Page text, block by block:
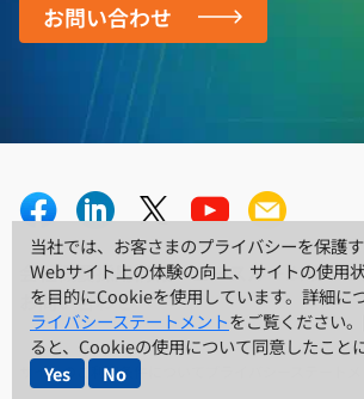
お問い合わせ
会社概要採用情報ニュースルームリソ
お問い合わせ
サイトのご利用条件について
当社では、お客さまのプライバシーを保護す
Webサイト上の体験の向上、サイトの使用
を目的にCookieを使用しています。詳細に
ライバシーステートメントをご覧ください
ると、Cookieの使用について同意したこと
Yes
No
当社では、お客さまのプライバシーを保護す
Webサイト上の体験の向上、サイトの使用
を目的にCookieを使用しています。詳細に
ライバシーステートメントをご覧ください
ると、Cookieの使用について同意したこと
Yes
No